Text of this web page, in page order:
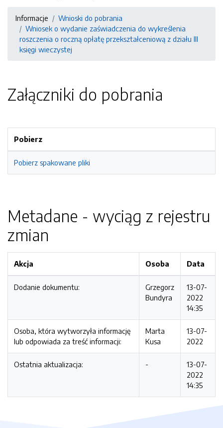
Informacje
Wnioski do pobrania
Wniosek o wydanie zaświadczenia do wykreślenia
roszczenia o roczną opłatę przekształceniową z działu III
księgi wieczystej
Załączniki do pobrania
Pobierz
Pobierz spakowane pliki
Metadane - wyciąg z rejestru
zmian
Akcja Osoba Data
Dodanie dokumentu:
Grzegorz
Bundyra
13-07-
2022
14:35
Osoba, która wytworzyła informację
lub odpowiada za treść informacji:
Marta
Kusa
13-07-
2022
Ostatnia aktualizacja: -
13-07-
2022
14:35